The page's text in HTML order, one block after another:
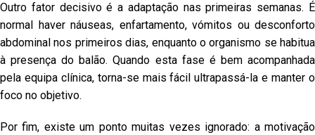
Outro fator decisivo é a adaptação nas primeiras semanas. É
normal haver náuseas, enfartamento, vómitos ou desconforto
abdominal nos primeiros dias, enquanto o organismo se habitua
à presença do balão. Quando esta fase é bem acompanhada
pela equipa clínica, torna-se mais fácil ultrapassá-la e manter o
foco no objetivo.
Por fim, existe um ponto muitas vezes ignorado: a motivação